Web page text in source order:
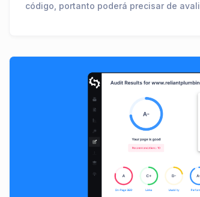
código, portanto poderá precisar de